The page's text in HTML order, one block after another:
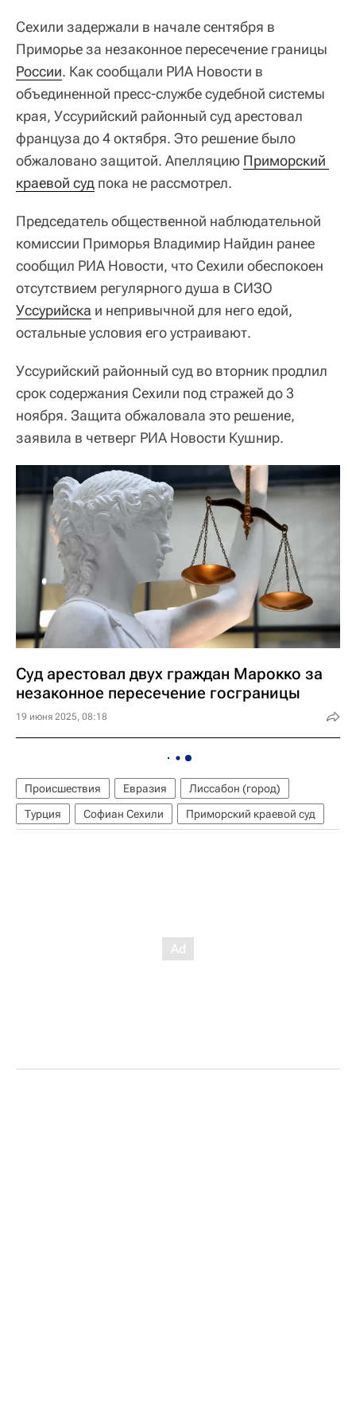
Сехили задержали в начале сентября в
Приморье за незаконное пересечение границы
России. Как сообщали РИА Новости в
объединенной пресс-службе судебной системы
края, Уссурийский районный суд арестовал
француза до 4 октября. Это решение было
обжаловано защитой. Апелляцию Приморский
краевой суд пока не рассмотрел.
Председатель общественной наблюдательной
комиссии Приморья Владимир Найдин ранее
сообщил РИА Новости, что Сехили обеспокоен
отсутствием регулярного душа в СИЗО
Уссурийска и непривычной для него едой,
остальные условия его устраивают.
Уссурийский районный суд во вторник продлил
срок содержания Сехили под стражей до 3
ноября. Защита обжаловала это решение,
заявила в четверг РИА Новости Кушнир.
Суд арестовал двух граждан Марокко за
незаконное пересечение госграницы
19 июня 2025, 08:18
Происшествия Евразия
Лиссабон (город)
Турция
Софиан Сехили Приморский краевой суд